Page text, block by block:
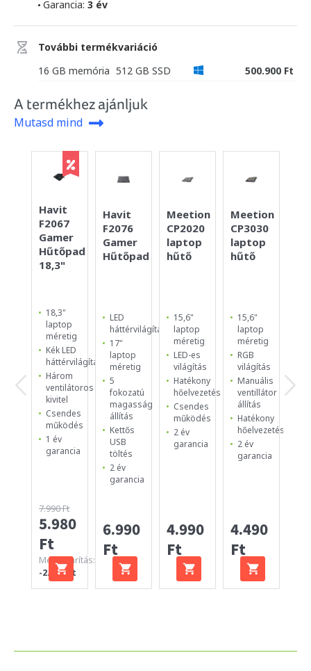
Garancia: 3 év
További termékvariáció
16 GB memória 512 GB SSD 500.900 Ft
A termékhez ajánljuk
Mutasd mind
Havit
F2067
Gamer
Hűtőpad
18,3"
18,3"
laptop
méretig
Kék LED
háttérvilágítás
Három
ventilátoros
kivitel
Csendes
működés
1 év
garancia
7.990 Ft
5.980
Ft
Megtakarítás:
-2.010 Ft
Havit
F2076
Gamer
Hűtőpad
LED
háttérvilágítás
17"
laptop
méretig
5
fokozatú
magasság
állítás
Kettős
USB
töltés
2 év
garancia
6.990
Ft
Meetion
CP2020
laptop
hűtő
15,6"
laptop
méretig
LED-es
világítás
Hatékony
hőelvezetés
Csendes
működés
2 év
garancia
4.990
Ft
Meetion
CP3030
laptop
hűtő
15,6"
laptop
méretig
RGB
világítás
Manuális
ventillátor
állítás
Hatékony
hőelvezetés
2 év
garancia
4.490
Ft